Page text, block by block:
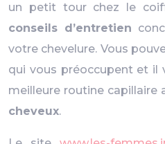
un petit tour chez le
conseils d’entretien
votre chevelure. Vous
qui vous préoccupent et il
meilleure routine
cheveux.